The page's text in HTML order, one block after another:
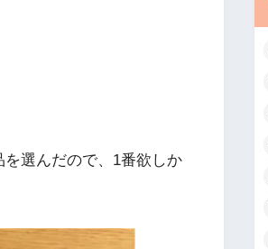
選んだので、1番欲しか